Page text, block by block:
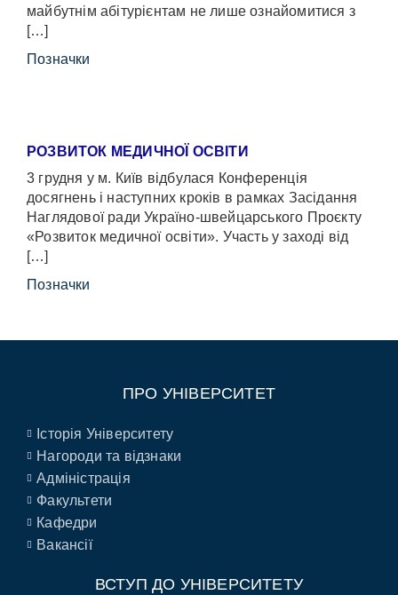
майбутнім абітурієнтам не лише ознайомитися з
[…]
Позначки
РОЗВИТОК МЕДИЧНОЇ ОСВІТИ
3 грудня у м. Київ відбулася Конференція
досягнень і наступних кроків в рамках Засідання
Наглядової ради Україно-швейцарського Проєкту
«Розвиток медичної освіти». Участь у заході від
[…]
Позначки
ПРО УНІВЕРСИТЕТ
Історія Університету
Нагороди та відзнаки
Адміністрація
Факультети
Кафедри
Вакансії
ВСТУП ДО УНІВЕРСИТЕТУ